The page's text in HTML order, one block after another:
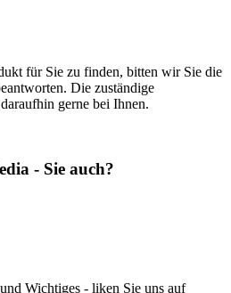
für Sie zu finden, bitten wir Sie die
Die zuständige
gerne bei Ihnen.
- Sie auch?
Wichtiges - liken Sie uns auf